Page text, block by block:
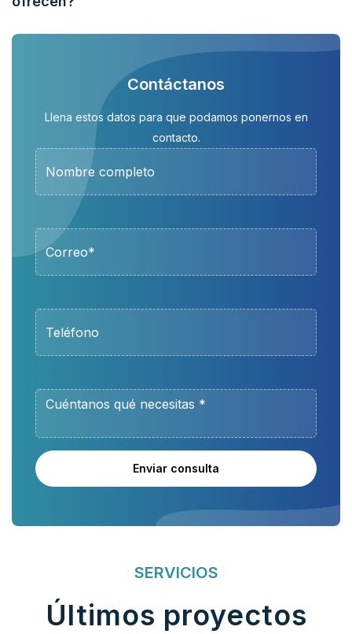
Contáctanos
Llena estos datos para que podamos ponernos en
contacto.
Enviar consulta
SERVICIOS
Últimos proyectos